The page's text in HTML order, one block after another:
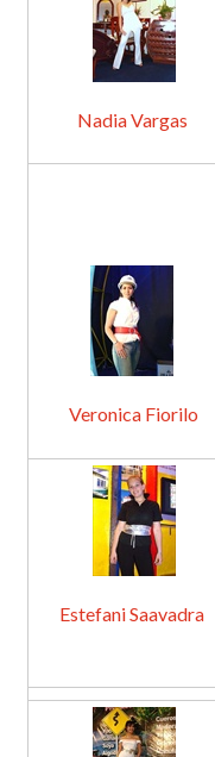
Nadia Vargas
Veronica Fiorilo
Estefani Saavadra